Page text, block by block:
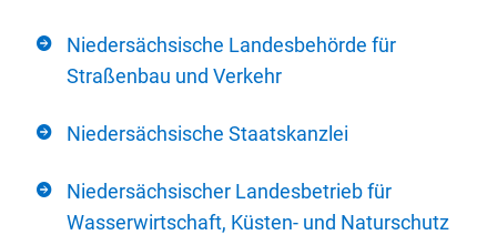
Niedersächsische Landesbehörde für
Straßenbau und Verkehr
Niedersächsische Staatskanzlei
Niedersächsischer Landesbetrieb für
Wasserwirtschaft, Küsten- und Naturschutz